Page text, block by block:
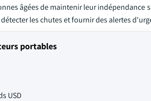
âgées de maintenir leur indépendance
les chutes et fournir des alertes
portables
USD